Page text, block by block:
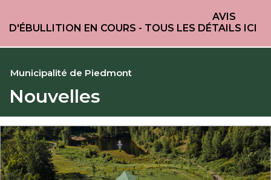
AVIS
D'ÉBULLITION EN COURS - TOUS LES DÉTAILS ICI
Municipalité de Piedmont
Nouvelles